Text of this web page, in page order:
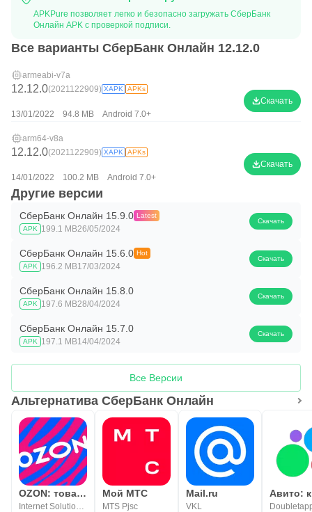
APKPure позволяет легко и безопасно загружать СберБанк
Онлайн APK с проверкой подписи.
Все варианты СберБанк Онлайн 12.12.0
armeabi-v7a
12.12.0(2021122909) XAPK APKs
13/01/2022 94.8 MB Android 7.0+
Скачать
arm64-v8a
12.12.0(2021122909) XAPK APKs
14/01/2022 100.2 MB Android 7.0+
Скачать
Другие версии
СберБанк Онлайн 15.9.0 Latest
APK
199.1 MB26/05/2024
Скачать
СберБанк Онлайн 15.6.0 Hot
APK
196.2 MB17/03/2024
Скачать
СберБанк Онлайн 15.8.0
APK 197.6 MB28/04/2024
Скачать
СберБанк Онлайн 15.7.0
APK 197.1 MB14/04/2024
Скачать
Все Версии
Альтернатива СберБанк Онлайн
OZON: товары, одежда, билеты
Internet Solutions LLC
Мой МТС
MTS Pjsc
Mail.ru
VKL